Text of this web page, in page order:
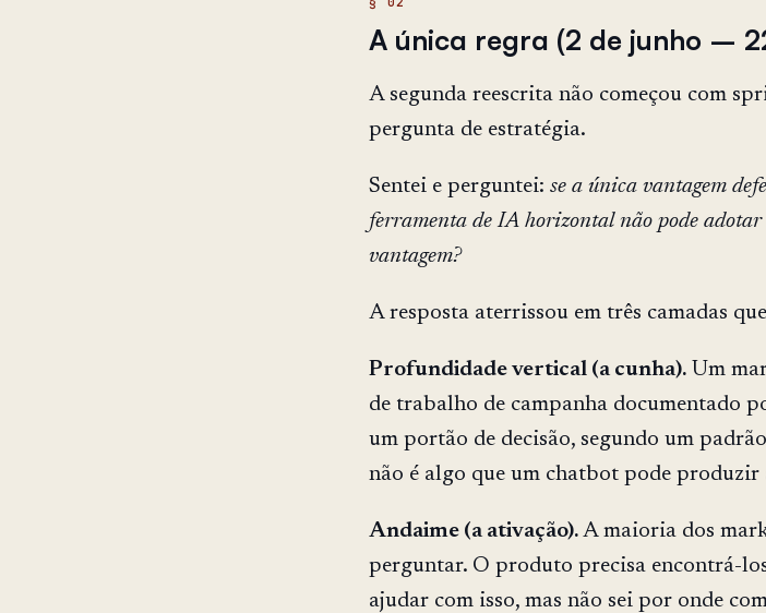
A única regra (2 de junho –
A segunda reescrita não começou com
pergunta de estratégia.
Sentei e perguntei: se a única vantagem
ferramenta de IA horizontal não pode adotar
vantagem?
A resposta aterrissou em três camadas
Profundidade vertical (a cunha). Um
de trabalho de campanha documentado
um portão de decisão, segundo um
não é algo que um chatbot pode
Andaime (a ativação). A maioria dos
perguntar. O produto precisa encontrá-
ajudar com isso, mas não sei por onde